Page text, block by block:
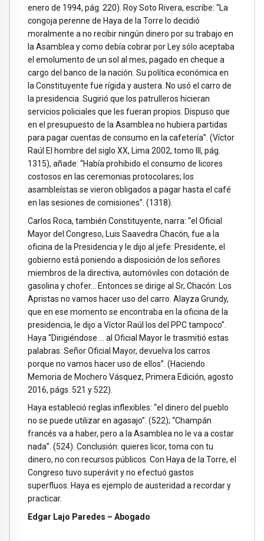
enero de 1994, pág. 220). Roy Soto Rivera, escribe: “La
congoja perenne de Haya de la Torre lo decidió
moralmente a no recibir ningún dinero por su trabajo en
la Asamblea y como debía cobrar por Ley sólo aceptaba
el emolumento de un sol al mes, pagado en cheque a
cargo del banco de la nación. Su política económica en
la Constituyente fue rígida y austera. No usó el carro de
la presidencia. Sugirió que los patrulleros hicieran
servicios policiales que les fueran propios. Dispuso que
en el presupuesto de la Asamblea no hubiera partidas
para pagar cuentas de consumo en la cafetería”. (Víctor
Raúl El hombre del siglo XX, Lima 2002, tomo III, pág.
1315), añade: “Había prohibido el consumo de licores
costosos en las ceremonias protocolares; los
asambleístas se vieron obligados a pagar hasta el café
en las sesiones de comisiones”. (1318).
Carlos Roca, también Constituyente, narra: “el Oficial
Mayor del Congreso, Luis Saavedra Chacón, fue a la
oficina de la Presidencia y le dijo al jefe: Presidente, el
gobierno está poniendo a disposición de los señores
miembros de la directiva, automóviles con dotación de
gasolina y chofer… Entonces se dirige al Sr, Chacón: Los
Apristas no vamos hacer uso del carro. Alayza Grundy,
que en ese momento se encontraba en la oficina de la
presidencia, le dijo a Víctor Raúl los del PPC tampoco”.
Haya “Dirigiéndose … al Oficial Mayor le trasmitió estas
palabras: Señor Oficial Mayor, devuelva los carros
porque no vamos hacer uso de ellos”. (Haciendo
Memoria de Mochero Vásquez, Primera Edición, agosto
2016, págs. 521 y 522).
Haya estableció reglas inflexibles: “el dinero del pueblo
no se puede utilizar en agasajo”. (522); “Champán
francés va a haber, pero a la Asamblea no le va a costar
nada”. (524). Conclusión: quieres licor, toma con tu
dinero, no con recursos públicos. Con Haya de la Torre, el
Congreso tuvo superávit y no efectuó gastos
superfluos. Haya es ejemplo de austeridad a recordar y
practicar.
Edgar Lajo Paredes – Abogado